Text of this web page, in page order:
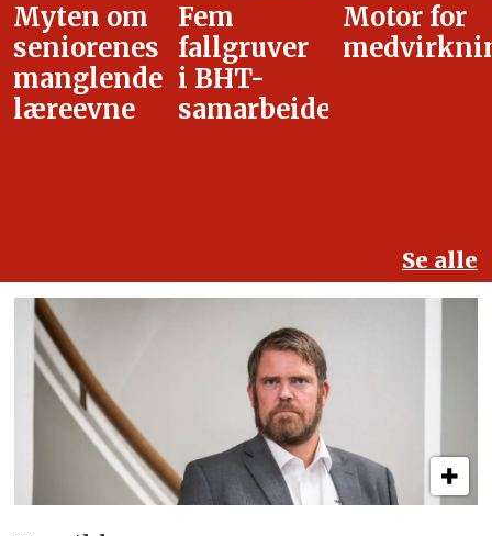
Fem
fallgruver
i BHT-
samarbeidet
Motor for
medvirkning
i
Se alle